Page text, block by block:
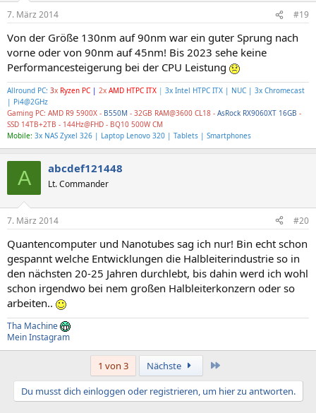
7. März 2014 #19
Von der Größe 130nm auf 90nm war ein guter Sprung nach
vorne oder von 90nm auf 45nm! Bis 2023 sehe keine
Performancesteigerung bei der CPU Leistung
Allround PC: 3x Ryzen PC | 2x AMD HTPC ITX | 3x Intel HTPC ITX | NUC | 3x Chromecast
| Pi4@2GHz
Gaming PC: AMD R9 5900X - B550M - 32GB RAM@3600 CL18 - AsRock RX9060XT 16GB -
SSD 14TB+2TB - 144Hz@FHD - BQ10 500W CM
Mobile: 3x NAS Zyxel 326 | Laptop Lenovo 320 | Tablets | Smartphones
A abcdef121448
Lt. Commander
7. März 2014 #20
Quantencomputer und Nanotubes sag ich nur! Bin echt schon
gespannt welche Entwicklungen die Halbleiterindustrie so in
den nächsten 20-25 Jahren durchlebt, bis dahin werd ich wohl
schon irgendwo bei nem großen Halbleiterkonzern oder so
arbeiten..
Tha Machine
Mein Instagram
1 von 3 Nächste
Du musst dich einloggen oder registrieren, um hier zu antworten.